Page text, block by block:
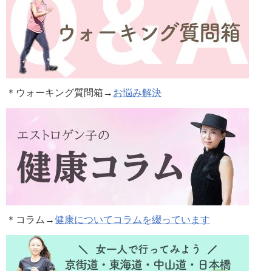
＊ウォーキング質問箱→ お悩み解決
＊コラム →健康についてコラムを綴っています